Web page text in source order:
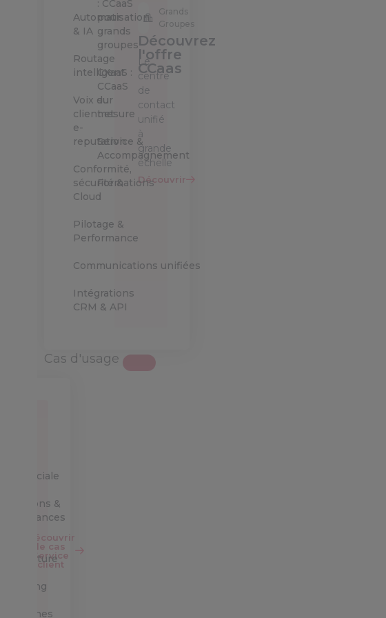
Automatisation
& IA
Routage
intelligent
Voix du
client et
e-
reputation
Conformité,
sécurité &
Cloud
Pilotage &
Performance
Communications unifiées
Intégrations
CRM & API
: CCaaS
pour
grands
groupes
CXaaS :
CCaaS
sur
mesure
Service &
Accompagnement
Formations
Grands
Groupes
Découvrez
l'offre
CCaas
Le
centre
de
contact
unifié
à
grande
échelle
Découvrir
Cas d'usage
commerciale
Opérations &
performances
Architecture
Marketing
campagnes
Découvrir
le cas
Service
client